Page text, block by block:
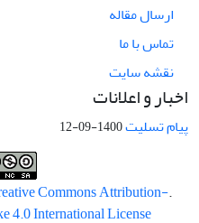
ارسال مقاله
تماس با ما
نقشه سایت
اخبار و اعلانات
پیام تسلیت1400-09-12
.This work is licensed under a
Commons Attribution-
4.0 International License